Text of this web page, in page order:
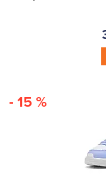
- 15 %